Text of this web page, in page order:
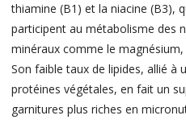
thiamine (B1) et la niacine (B3),
participent au métabolisme des
minéraux comme le
Son faible taux de lipides, allié à
protéines végétales, en fait un
garnitures plus riches en